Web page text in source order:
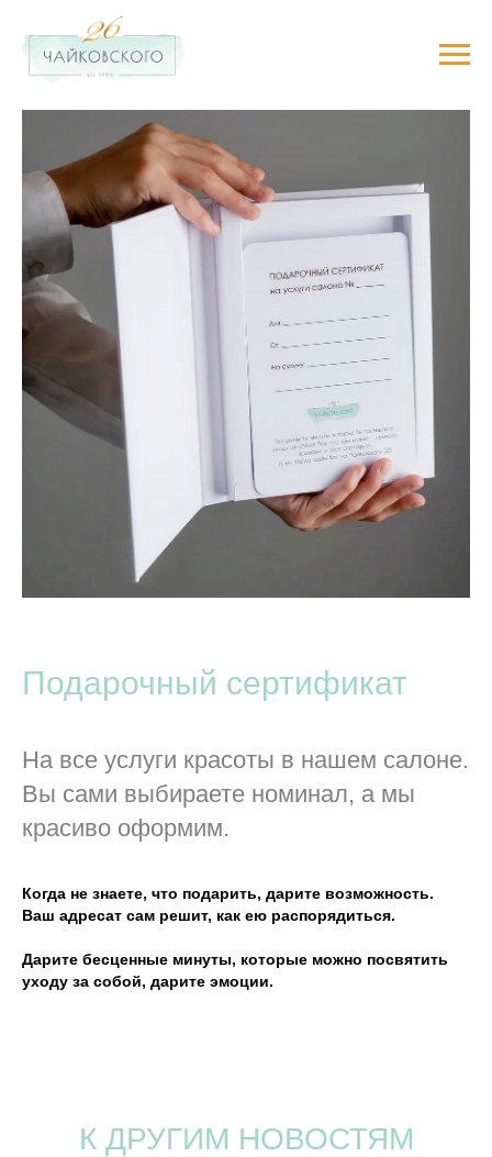
Подарочный сертификат
На все услуги красоты в нашем салоне.
Вы сами выбираете номинал, а мы
красиво оформим.
Когда не знаете, что подарить, дарите возможность.
Ваш адресат сам решит, как ею распорядиться.
Дарите бесценные минуты, которые можно посвятить
уходу за собой, дарите эмоции.
К ДРУГИМ НОВОСТЯМ